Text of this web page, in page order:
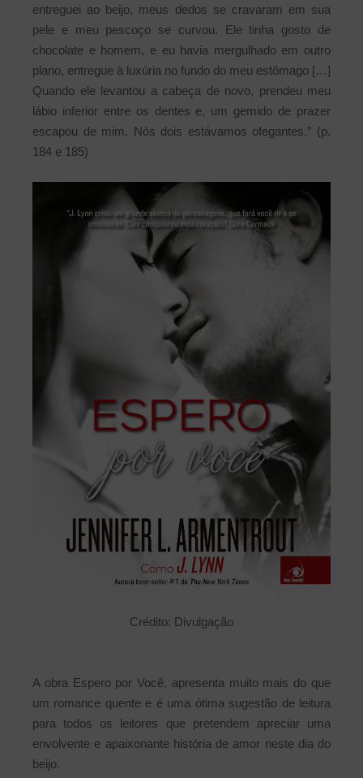
entreguei ao beijo, meus dedos se cravaram em sua
pele e meu pescoço se curvou. Ele tinha gosto de
chocolate e homem, e eu havia mergulhado em outro
plano, entregue à luxúria no fundo do meu estômago […]
Quando ele levantou a cabeça de novo, prendeu meu
lábio inferior entre os dentes e, um gemido de prazer
escapou de mim. Nós dois estávamos ofegantes.” (p.
184 e 185)
Crédito: Divulgação
A obra Espero por Você, apresenta muito mais do que
um romance quente e é uma ótima sugestão de leitura
para todos os leitores que pretendem apreciar uma
envolvente e apaixonante história de amor neste dia do
beijo.